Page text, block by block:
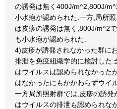
の誘発は無く400J/m^2,800J/
小水疱が認められた.一方,局所
は皮疹の誘発は無く,800J/m^2
も小水疱が認められた.
4)皮疹が誘発されなかった群に
排泄を免疫組織学的に検討した
はウイルスは認められなかった
はなかったにもかかわらずウイ
一方局所照射群では,皮疹の誘
はウイルスの排泄も認められな